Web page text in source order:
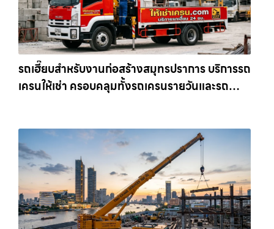
รถเฮี๊ยบสำหรับงานก่อสร้างสมุทรปราการ บริการรถ
เครนให้เช่า ครอบคลุมทั้งรถเครนรายวันและรถ